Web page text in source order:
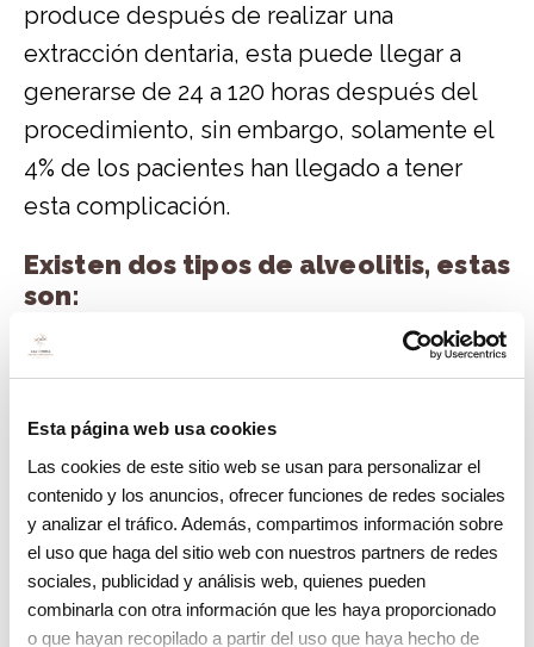
Esta página web usa cookies
Las cookies de este sitio web se usan para personalizar el
contenido y los anuncios, ofrecer funciones de redes sociales
y analizar el tráfico. Además, compartimos información sobre
el uso que haga del sitio web con nuestros partners de redes
sociales, publicidad y análisis web, quienes pueden
combinarla con otra información que les haya proporcionado
o que hayan recopilado a partir del uso que haya hecho de
produce después de realizar una
extracción dentaria, esta puede llegar a
generarse de 24 a 120 horas después del
procedimiento, sin embargo, solamente el
4% de los pacientes han llegado a tener
esta complicación.
Existen dos tipos de alveolitis, estas
son:
Alvéolo Seco dental
coágulo de sangre que protege el hueso y
los nervios quedan expuestos.
Alvéolo húmedo
Este tipo de complicación se produce
cuando hay una infección en el coágulo.